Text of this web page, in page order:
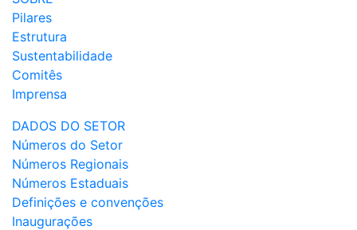
Pilares
Estrutura
Sustentabilidade
Comitês
Imprensa
DADOS DO SETOR
Números do Setor
Números Regionais
Números Estaduais
Definições e convenções
Inaugurações